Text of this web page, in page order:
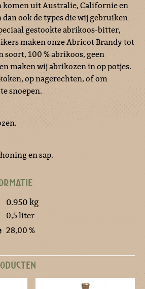
komen uit Australie, Californie en
ook de types die wij gebruiken
gestookte abrikoos-bitter,
maken onze Abricot Brandy tot
soort, 100 % abrikoos, geen
maken wij abrikozen in op potjes.
op nagerechten, of om
snoepen.
en sap.
0.950 kg
0,5 liter
28,00 %